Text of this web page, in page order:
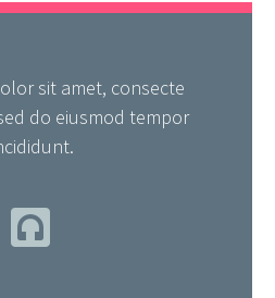
sit amet, consecte
do eiusmod tempor

